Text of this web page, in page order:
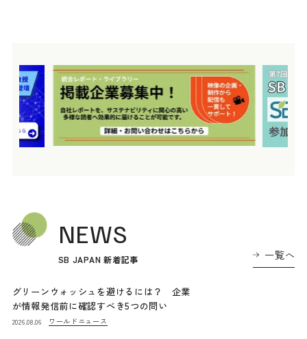
NEWS
SB JAPAN 新着記事 一覧へ
グリーンウォッシュを避けるには？ 企業
が情報発信前に確認すべき5つの問い
2026.08.06 ワールドニュース